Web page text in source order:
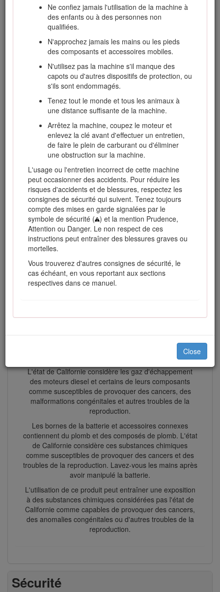
Ne confiez jamais l'utilisation de la machine à
des enfants ou à des personnes non
qualifiées.
N'approchez jamais les mains ou les pieds
des composants et accessoires mobiles.
N'utilisez pas la machine s'il manque des
capots ou d'autres dispositifs de protection, ou
s'ils sont endommagés.
Tenez tout le monde et tous les animaux à
une distance suffisante de la machine.
Arrêtez la machine, coupez le moteur et
enlevez la clé avant d'effectuer un entretien,
de faire le plein de carburant ou d'éliminer
une obstruction sur la machine.
L'usage ou l'entretien incorrect de cette machine
peut occasionner des accidents. Pour réduire les
risques d'accidents et de blessures, respectez les
consignes de sécurité qui suivent. Tenez toujours
compte des mises en garde signalées par le
symbole de sécurité ( ) et la mention Prudence,
Attention ou Danger. Le non respect de ces
instructions peut entraîner des blessures graves ou
mortelles.
Vous trouverez d'autres consignes de sécurité, le
cas échéant, en vous reportant aux sections
respectives dans ce manuel.
Close
Symbole de sécurité
Ce manuel utilise deux termes pour faire passer des
renseignements essentiels.Important, pour attirer l'attention
sur des renseignements mécaniques spécifiques et
Remarque, pour insister sur des renseignements d'ordre
général méritant une attention particulière.
Ce produit est conforme à toutes les directives européennes
pertinentes. Pour plus de renseignements, reportez-vous à
la Déclaration de conformité spécifique du produit fournie
séparément.
Vous commettez une infraction à la section 4442 ou 4443 du
Code des ressources publiques de Californie si vous utilisez
cette machine dans une zone boisée, broussailleuse ou
recouverte d'herbe à moins d'équiper le moteur d'un pare-
étincelles, tel que défini à la section 4442, maintenu en bon
état de marche, ou à moins de construire, équiper et
entretenir le moteur de manière à prévenir les incendies.
Le Manuel du propriétaire du moteur ci-joint est fourni à titre
informatif concernant la réglementation de l'Agence
américaine pour la protection de l'environnement (EPA) et la
réglementation antipollution de l'état de Californie relative
aux systèmes antipollution, à leur entretien et à leur
Attention
L'état de Californie considère les gaz d'échappement
des moteurs diesel et certains de leurs composants
comme susceptibles de provoquer des cancers, des
malformations congénitales et autres troubles de la
reproduction.
Les bornes de la batterie et accessoires connexes
contiennent du plomb et des composés de plomb. L'état
de Californie considère ces substances chimiques
comme susceptibles de provoquer des cancers et des
troubles de la reproduction. Lavez-vous les mains après
avoir manipulé la batterie.
L'utilisation de ce produit peut entraîner une exposition
à des substances chimiques considérées pas l'état de
Californie comme capables de provoquer des cancers,
des anomalies congénitales ou d'autres troubles de la
reproduction.
Sécurité